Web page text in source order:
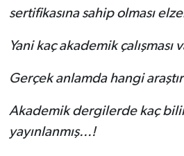
sertifikasına sahip olması
Yani kaç akademik çalışması
Gerçek anlamda hangi
Akademik dergilerde kaç
yayınlanmış...!